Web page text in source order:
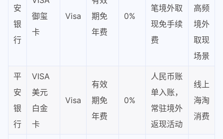
安
银
行
御玺
卡
Visa
期免
年费
0%
笔境外取
现免手续
费
高频
境外
取现
场景
平
安
银
行
VISA
美元
白金
卡
Visa
有效
期免
年费
0%
人民币账
单入账，
常驻境外
返现活动
线上
海淘
消费